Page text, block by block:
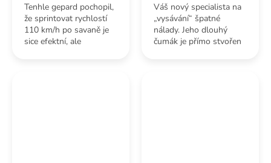
Tenhle gepard pochopil,
že sprintovat rychlostí
110 km/h po savaně je
sice efektní, ale
Váš nový specialista na
„vysávání“ špatné
nálady. Jeho dlouhý
čumák je přímo stvořen